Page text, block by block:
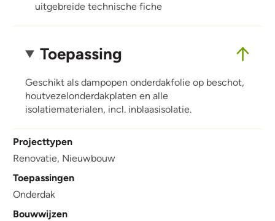
uitgebreide technische fiche
Toepassing
Geschikt als dampopen onderdakfolie op beschot,
houtvezelonderdakplaten en alle
isolatiematerialen, incl. inblaas­isolatie.
Projecttypen
Renovatie, Nieuwbouw
Toepassingen
Onderdak
Bouwwijzen